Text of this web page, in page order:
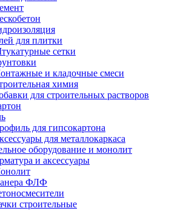
для плитки
сетки
и кладочные смеси
химия
для строительных растворов
для гипсокартона
для металлокаркаса
оборудование и монолит
и аксессуары
ФЛФ
строительные